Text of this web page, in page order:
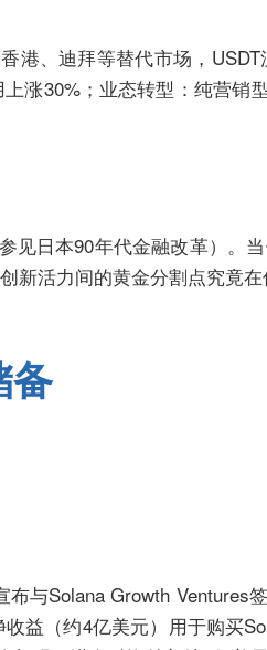
港、迪拜等替代市场，
涨30%；业态转型：纯营销
见日本90年代金融改革）。
新活力间的黄金分割点究竟在
备
与Solana Growth Ventures
益（约4亿美元）用于购买